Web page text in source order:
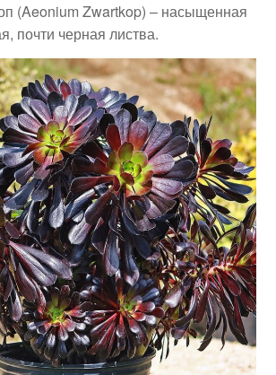
(Aeonium Zwartkop) – насыщенная
почти черная листва.